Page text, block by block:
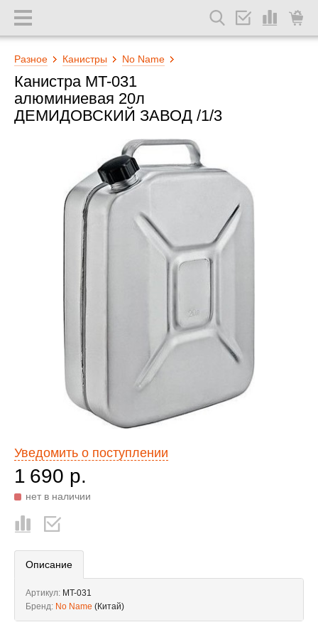
Разное Канистры No Name
Канистра MT-031
алюминиевая 20л
ДЕМИДОВСКИЙ ЗАВОД /1/3
Уведомить о поступлении
1 690 р.
нет в наличии
Описание
Артикул: MT-031
Бренд: No Name (Китай)